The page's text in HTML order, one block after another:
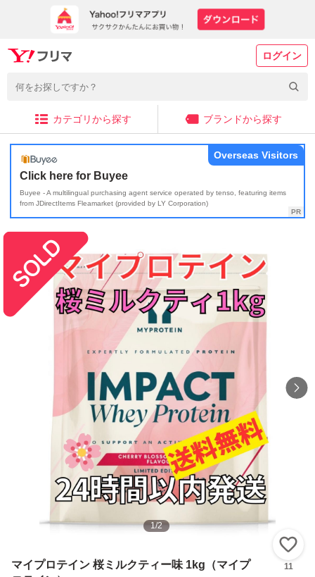
ログイン
カテゴリから探す ブランドから探す
Click here for Buyee
Buyee - A multilingual purchasing agent service operated by tenso, featuring items
from JDirectItems Fleamarket (provided by LY Corporation)
Overseas Visitors
1/2
マイプロテイン 桜ミルクティー味 1kg（マイプ
11